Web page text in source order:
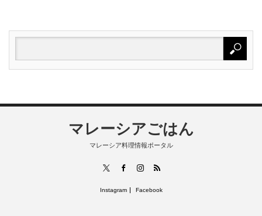
マレーシアごはん
マレーシア料理情報ポータル
FacebookInstagram
RSS
Instagram Facebook